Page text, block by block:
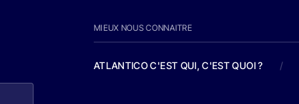
MIEUX NOUS CONNAITRE
ATLANTICO C'EST QUI, C'EST QUOI ? /